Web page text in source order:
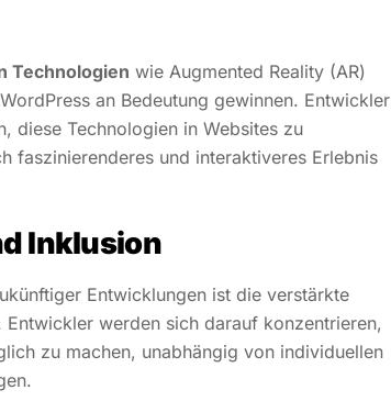
Technologien wie Augmented Reality (AR)
an Bedeutung gewinnen. Entwickler
diese Technologien in Websites zu
faszinierenderes und interaktiveres Erlebnis
Inklusion
Entwicklungen ist die verstärkte
werden sich darauf konzentrieren,
zu machen, unabhängig von individuellen